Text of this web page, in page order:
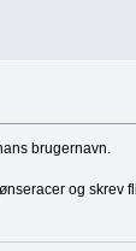
brugernavn.
og skrev